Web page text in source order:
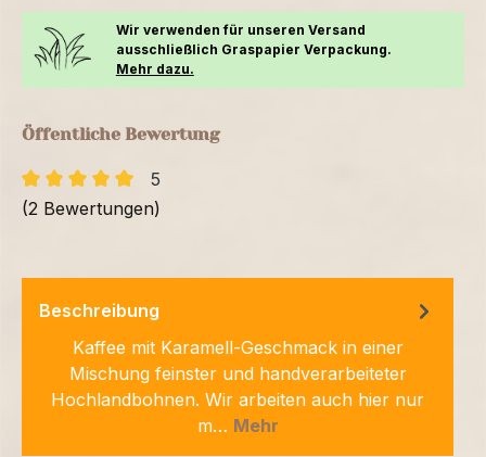
Wir verwenden für unseren Versand
ausschließlich Graspapier Verpackung.
Mehr dazu.
Öffentliche Bewertung
5
(2 Bewertungen)
Beschreibung
Kaffee mit Karamell-Geschmack in einer
Mischung feinster und handverarbeiteter
Hochlandbohnen. Wir arbeiten auch hier nur
m… Mehr